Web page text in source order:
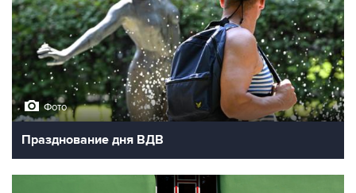
Фото
Празднование дня ВДВ